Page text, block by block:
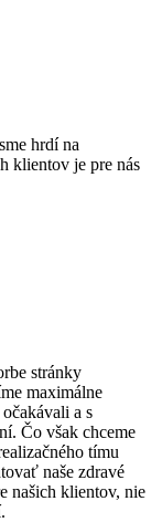
hrdí na
klientov je pre nás
stránky
maximálne
a s
Čo však chceme
tímu
naše zdravé
našich klientov, nie